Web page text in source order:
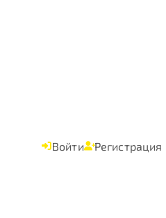
Войти Регистрация